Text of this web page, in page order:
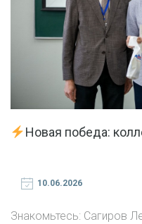
Новая победа:
10.06.2026
Знакомьтесь: Сагиров